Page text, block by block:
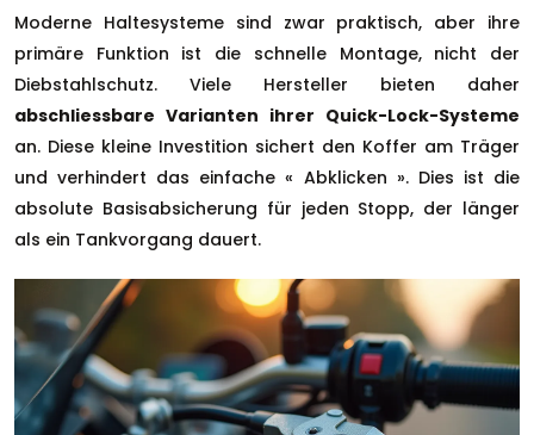
Moderne Haltesysteme sind zwar praktisch, aber ihre
primäre Funktion ist die schnelle Montage, nicht der
Diebstahlschutz. Viele Hersteller bieten daher
abschliessbare Varianten ihrer Quick-Lock-Systeme
an. Diese kleine Investition sichert den Koffer am Träger
und verhindert das einfache « Abklicken ». Dies ist die
absolute Basisabsicherung für jeden Stopp, der länger
als ein Tankvorgang dauert.